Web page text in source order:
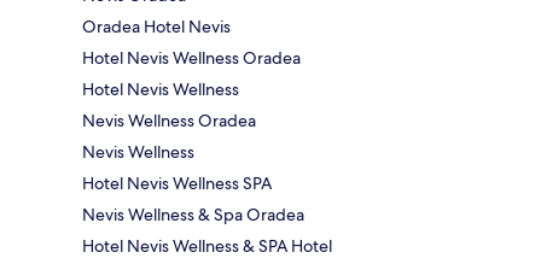
Oradea Hotel Nevis
Hotel Nevis Wellness Oradea
Hotel Nevis Wellness
Nevis Wellness Oradea
Nevis Wellness
Hotel Nevis Wellness SPA
Nevis Wellness & Spa Oradea
Hotel Nevis Wellness & SPA Hotel